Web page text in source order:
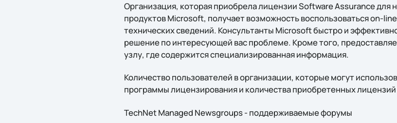
Организация, которая приобрела лицензии Software Assurance для
продуктов Microsoft, получает возможноcть воспользоваться on-
технических сведений. Консультанты Microsoft быстро и
решение по интересующей вас проблеме. Кроме того,
узлу, где содержится специализированная информация.
Количество пользователей в организации, которые могут
программы лицензирования и количества приобретенных лицензий
TechNet Managed Newsgroups - поддерживаемые форумы